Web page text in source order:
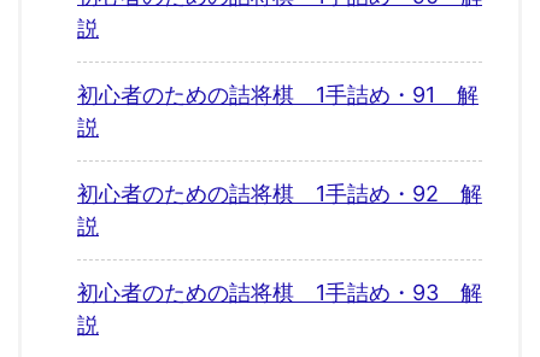
説
初心者のための詰将棋 1手詰め・91 解
説
初心者のための詰将棋 1手詰め・92 解
説
初心者のための詰将棋 1手詰め・93 解
説